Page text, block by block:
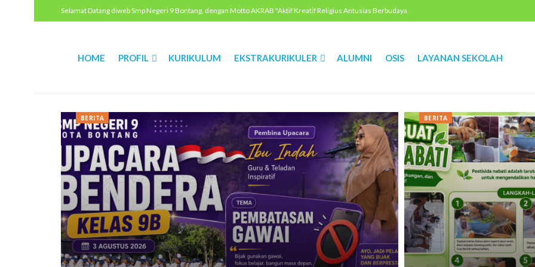
Selamat Datang diweb Smp Negeri 9 Bontang, dengan Motto AKRAB "Aktif Kreatif Religius Antusias Berbudaya
HOME PROFIL KURIKULUM EKSTRAKURIKULER ALUMNI OSIS LAYANAN SEKOLAH
BERITA BERITA